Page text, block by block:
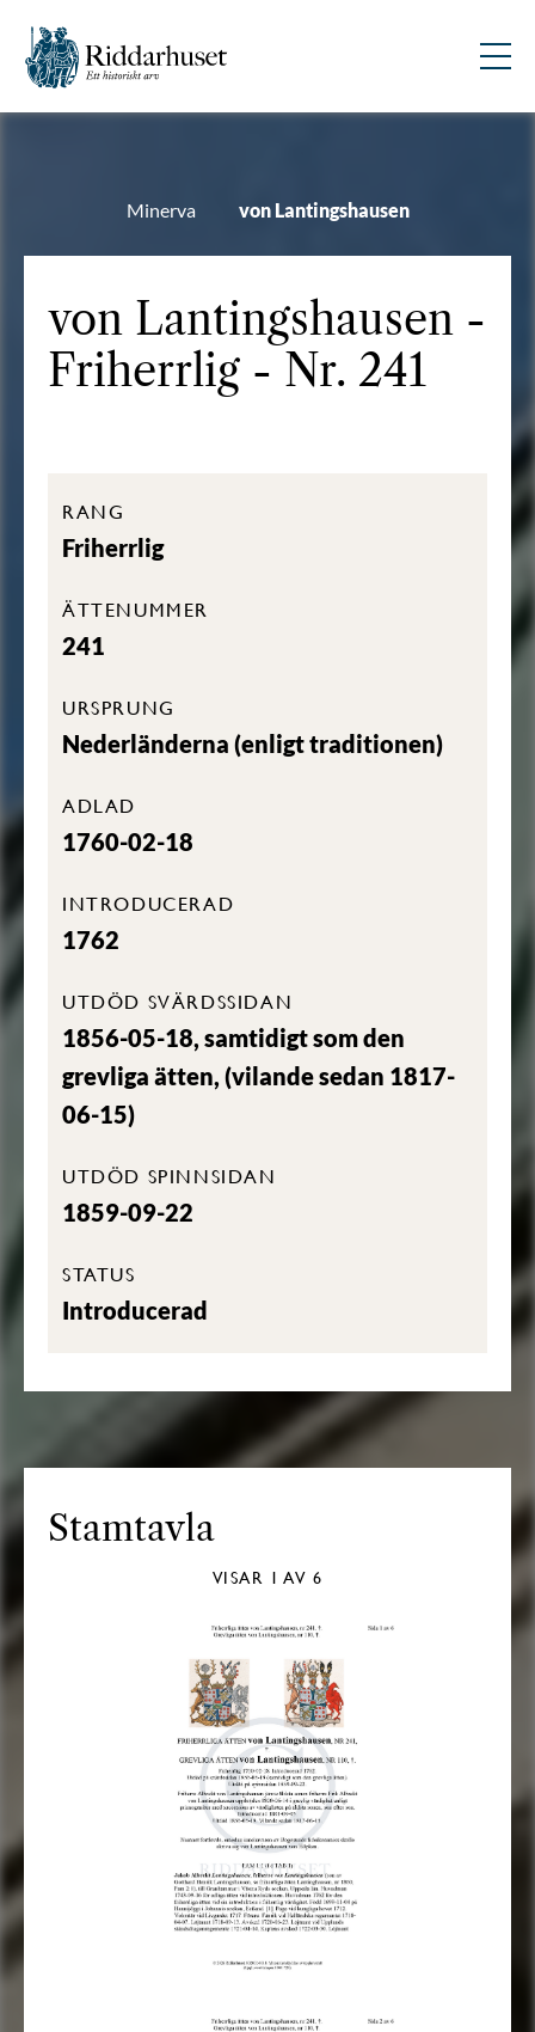
Minerva von Lantingshausen
von Lantingshausen -
Friherrlig - Nr. 241
RANG
Friherrlig
ÄTTENUMMER
241
URSPRUNG
Nederländerna (enligt traditionen)
ADLAD
1760-02-18
INTRODUCERAD
1762
UTDÖD SVÄRDSSIDAN
1856-05-18, samtidigt som den
grevliga ätten, (vilande sedan 1817-
06-15)
UTDÖD SPINNSIDAN
1859-09-22
STATUS
Introducerad
Stamtavla
VISAR 1 AV 6